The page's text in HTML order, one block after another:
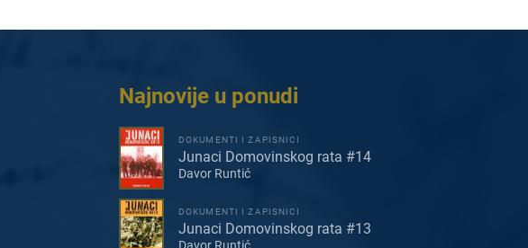
Najnovije u ponudi
DOKUMENTI I ZAPISNICI
Junaci Domovinskog rata #14
Davor Runtić
DOKUMENTI I ZAPISNICI
Junaci Domovinskog rata #13
Davor Runtić